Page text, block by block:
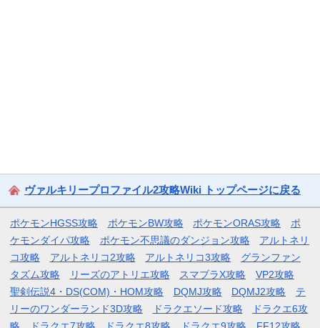
ヴァルキリープロファイル2攻略Wiki トップページに戻る
ポケモンHGSS攻略 ポケモンBW攻略 ポケモンORAS攻略
ポ
ケモンダイパ攻略
ポケモン不思議のダンジョン攻略
アルトネリ
コ攻略
アルトネリコ2攻略 アルトネリコ3攻略
グランファン
タズム攻略
リーズのアトリエ攻略 スマブラX攻略
VP2攻略
聖剣伝説4・DS(COM)・HOM攻略
DQMJ攻略 DQMJ2攻略
テ
リーのワンダーランド3D攻略
ドラクエソード攻略
ドラクエ6攻